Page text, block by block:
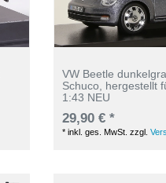
VW Beetle
Schuco, hergestellt
1:43 NEU
29,90 € *
*inkl. ges. MwSt. zzgl.